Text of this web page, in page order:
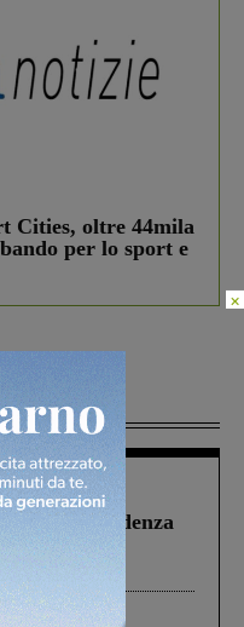
Cities, oltre 44mila
per lo sport e
oltre la scadenza
“Un
×